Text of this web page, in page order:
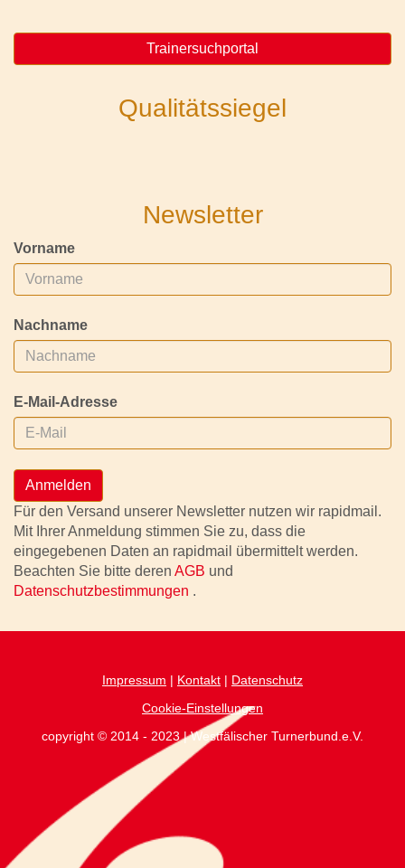
Trainersuchportal
Qualitätssiegel
Newsletter
Vorname
Nachname
E-Mail-Adresse
Anmelden
Für den Versand unserer Newsletter nutzen wir rapidmail.
Mit Ihrer Anmeldung stimmen Sie zu, dass die
eingegebenen Daten an rapidmail übermittelt werden.
Beachten Sie bitte deren AGB und
Datenschutzbestimmungen .
Impressum | Kontakt | Datenschutz
Cookie-Einstellungen
copyright © 2014 - 2023 | Westfälischer Turnerbund.e.V.